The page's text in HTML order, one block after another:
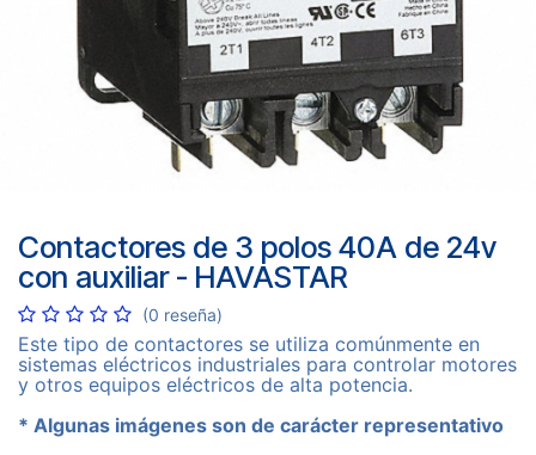
Contactores de 3 polos 40A de 24v
con auxiliar - HAVASTAR
(0 reseña)
Este tipo de contactores se utiliza comúnmente en
sistemas eléctricos industriales para controlar motores
y otros equipos eléctricos de alta potencia.
* Algunas imágenes son de carácter representativo